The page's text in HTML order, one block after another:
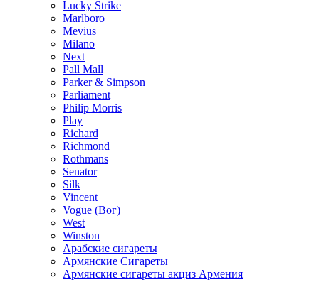
Lucky Strike
Marlboro
Mevius
Milano
Next
Pall Mall
Parker & Simpson
Parliament
Philip Morris
Play
Richard
Richmond
Rothmans
Senator
Silk
Vincent
Vogue (Вог)
West
Winston
Арабские сигареты
Армянские Сигареты
Армянские сигареты акциз Армения